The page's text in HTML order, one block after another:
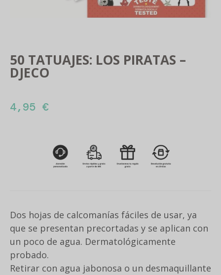
50 TATUAJES: LOS PIRATAS –
DJECO
4,95 €
Dos hojas de calcomanías fáciles de usar, ya
que se presentan precortadas y se aplican con
un poco de agua. Dermatológicamente
probado.
Retirar con agua jabonosa o un desmaquillante